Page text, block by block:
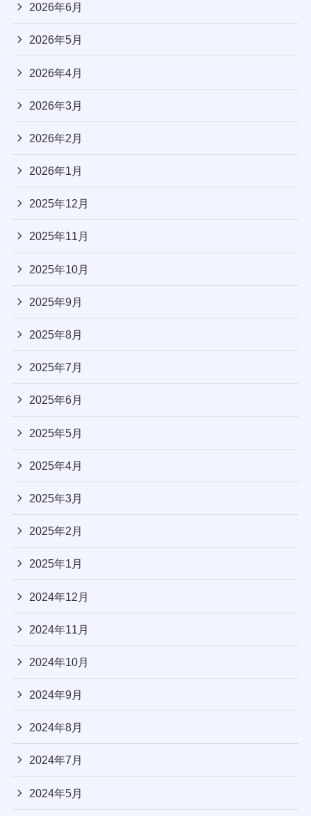
2026年6月
2026年5月
2026年4月
2026年3月
2026年2月
2026年1月
2025年12月
2025年11月
2025年10月
2025年9月
2025年8月
2025年7月
2025年6月
2025年5月
2025年4月
2025年3月
2025年2月
2025年1月
2024年12月
2024年11月
2024年10月
2024年9月
2024年8月
2024年7月
2024年5月